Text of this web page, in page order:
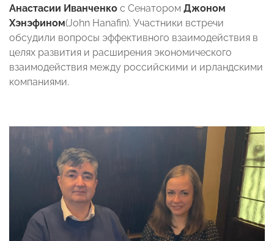
Анастасии Иванченко с Сенатором Джоном
Хэнэфином(John Hanafin). Участники встречи
обсудили вопросы эффективного взаимодействия в
целях развития и расширения экономического
взаимодействия между российскими и ирландскими
компаниями.